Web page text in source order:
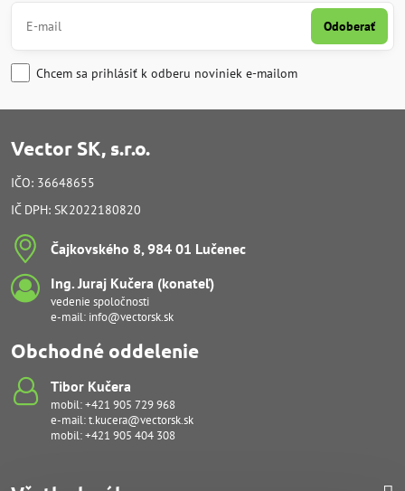
Odoberať
Chcem sa prihlásiť k odberu noviniek e-mailom
Vector SK, s.r.o.
IČO: 36648655
IČ DPH: SK2022180820
Čajkovského 8, 984 01 Lučenec
Ing​. Juraj Kučera (konateľ)
vedenie spoločnosti
e-mail: info@vectorsk.sk
Obchodné oddelenie
Tibor Kučera
mobil:+421 905 729 968
e-mail:t.kucera@vectorsk.sk
mobil:+421 905 404 308